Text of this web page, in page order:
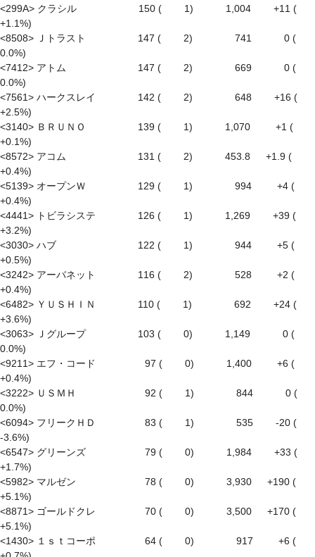
<299A> クラシル　　　　　　 150 (　　 1)　　　 1,004　　 +11 (
+1.1%)
<8508> Ｊトラスト　　　　　 147 (　　 2)　　　　 741　　　 0 (
0.0%)
<7412> アトム　　　　　　　 147 (　　 2)　　　　 669　　　 0 (
0.0%)
<7561> ハークスレイ　　　　 142 (　　 2)　　　　 648　　 +16 (
+2.5%)
<3140> ＢＲＵＮＯ　　　　　 139 (　　 1)　　　 1,070 　　 +1 (
+0.1%)
<8572> アコム　　　　　　　 131 (　　 2)　　　 453.8 　 +1.9 (
+0.4%)
<5139> オープンＷ　　　　　 129 (　　 1)　　　　 994 　　 +4 (
+0.4%)
<4441> トビラシステ　　　　 126 (　　 1)　　　 1,269　　 +39 (
+3.2%)
<3030> ハブ　　　　　　　　 122 (　　 1)　　　　 944 　　 +5 (
+0.5%)
<3242> アーバネット　　　　 116 (　　 2)　　　　 528 　　 +2 (
+0.4%)
<6482> ＹＵＳＨＩＮ　　　　 110 (　　 1)　　　　 692　　 +24 (
+3.6%)
<3063> Ｊグループ　　　　　 103 (　　 0)　　　 1,149　　　 0 (
0.0%)
<9211> エフ・コード　　　　　97 (　　 0)　　　 1,400 　　 +6 (
+0.4%)
<3222> ＵＳＭＨ　　　　　　　92 (　　 1)　　　　 844　　　 0 (
0.0%)
<6094> フリークＨＤ　　　　　83 (　　 1)　　　　 535　　 -20 (
-3.6%)
<6547> グリーンズ　　　　　　79 (　　 0)　　　 1,984　　 +33 (
+1.7%)
<5982> マルゼン　　　　　　　78 (　　 0)　　　 3,930 　 +190 (
+5.1%)
<8871> ゴールドクレ　　　　　70 (　　 0)　　　 3,500 　 +170 (
+5.1%)
<1430> １ｓｔコーポ　　　　　64 (　　 0)　　　　 917 　　 +6 (